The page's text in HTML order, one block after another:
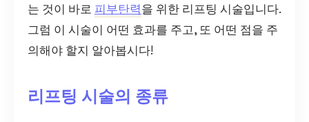
는 것이 바로 피부탄력을 위한 리프팅 시술입니다.
그럼 이 시술이 어떤 효과를 주고, 또 어떤 점을 주
의해야 할지 알아봅시다!
리프팅 시술의 종류